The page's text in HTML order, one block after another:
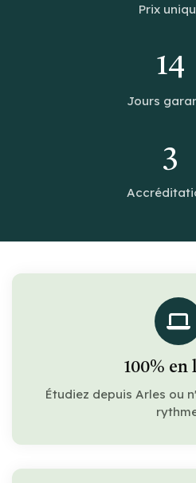
Prix
14
Jours
3
100% en
Étudiez depuis Arles ou